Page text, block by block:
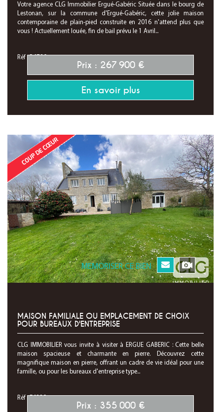
Votre agence CLG Immobilier Ergué-Gabéric Située dans le bourg de
Lestonan, sur la commune d'Ergué-Gabéric, cette jolie maison
contemporaine de plain-pied construite en 2016 n'attend plus que
vous ! Actuellement louée, fin de bail prévu le 1 Avril...
Réf : P6780
Prix : 267 900 €
En savoir plus
MEMORISER CE BIEN
MAISON FAMILIALE OU EMPLACEMENT DE CHOIX
POUR BUREAUX D'ENTREPRISE
CLG IMMOBILIER vous invite à visiter à ERGUE GABERIC : Cette belle
maison spacieuse et charmante en pierre. Découvrez cette
magnifique maison en pierre, offrant un cadre de vie idéal pour une
famille, ou pour les bureaux d'entreprise type...
Réf : F6829
Prix : 355 000 €